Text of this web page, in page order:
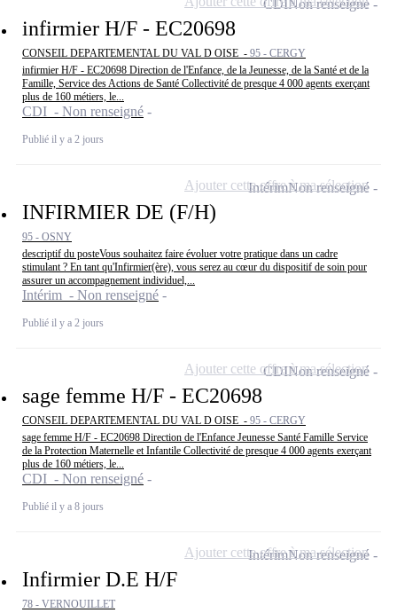
infirmier H/F - EC20698
CONSEIL DEPARTEMENTAL DU VAL D OISE - 95 - CERGY
infirmier H/F - EC20698 Direction de l'Enfance, de la Jeunesse, de la Santé et de la
Famille, Service des Actions de Santé Collectivité de presque 4 000 agents exerçant
plus de 160 métiers, le...
CDI - Non renseigné
Publié il y a 2 jours
CDINon renseigné
INFIRMIER DE (F/H)
95 - OSNY
descriptif du posteVous souhaitez faire évoluer votre pratique dans un cadre
stimulant ? En tant qu'Infirmier(ère), vous serez au cœur du dispositif de soin pour
assurer un accompagnement individuel,...
Intérim - Non renseigné
Publié il y a 2 jours
IntérimNon renseigné
Ajouter cette offre à ma sélection
sage femme H/F - EC20698
CONSEIL DEPARTEMENTAL DU VAL D OISE - 95 - CERGY
sage femme H/F - EC20698 Direction de l'Enfance Jeunesse Santé Famille Service
de la Protection Maternelle et Infantile Collectivité de presque 4 000 agents exerçant
plus de 160 métiers, le...
CDI - Non renseigné
Publié il y a 8 jours
CDINon renseigné
Ajouter cette offre à ma sélection
Infirmier D.E H/F
78 - VERNOUILLET
IntérimNon renseigné
Ajouter cette offre à ma sélection